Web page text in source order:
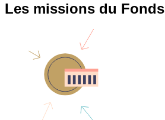
Les missions du Fonds